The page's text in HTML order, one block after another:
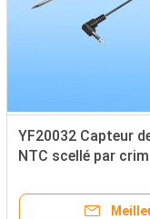
YF20032 Capteur
NTC scellé par
température